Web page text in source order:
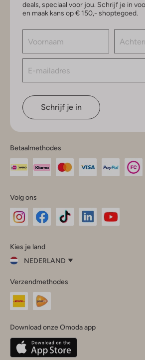
deals, speciaal voor jou. Schrijf je in
en maak kans op € 150,- shoptegoed.
Schrijf je in
Betaalmethodes
Volg ons
InstagramFacebook
Kies je land
NEDERLAND
je
land
Nederland
Belgique(Français)
Deutschland
Verzendmethodes
Download onze Omoda app